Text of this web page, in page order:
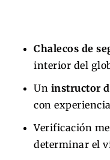
Chalecos de
interior del
Un instructor
con
Verificación
determinar el